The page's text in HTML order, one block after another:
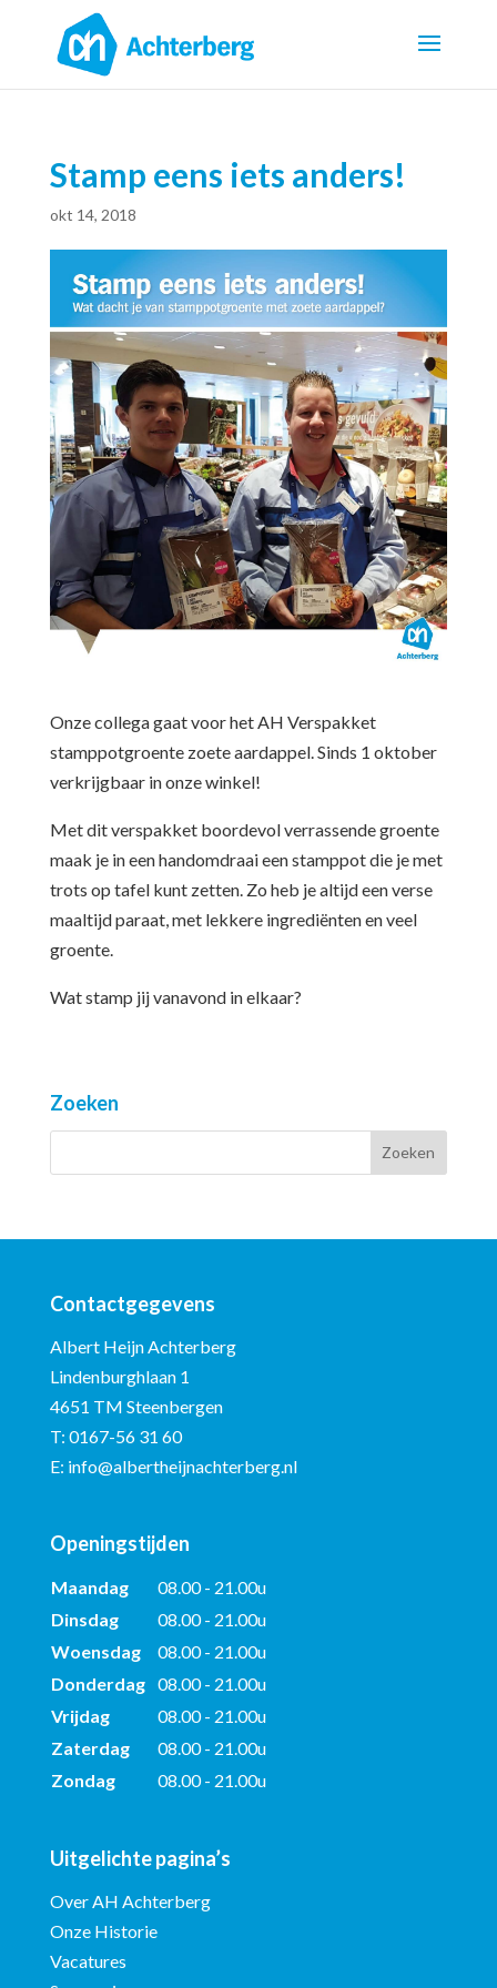
Stamp eens iets anders!
okt 14, 2018
Onze collega gaat voor het AH Verspakket
stamppotgroente zoete aardappel. Sinds 1 oktober
verkrijgbaar in onze winkel!
Met dit verspakket boordevol verrassende groente
maak je in een handomdraai een stamppot die je met
trots op tafel kunt zetten. Zo heb je altijd een verse
maaltijd paraat, met lekkere ingrediënten en veel
groente.
Wat stamp jij vanavond in elkaar?
Zoeken
Contactgegevens
Albert Heijn Achterberg
Lindenburghlaan 1
4651 TM Steenbergen
T: 0167-56 31 60
E: info@albertheijnachterberg.nl
Openingstijden
Maandag
08.00 - 21.00u
Dinsdag
08.00 - 21.00u
Woensdag
08.00 - 21.00u
Donderdag 08.00 - 21.00u
Vrijdag
08.00 - 21.00u
Zaterdag
08.00 - 21.00u
Zondag
08.00 - 21.00u
Uitgelichte pagina’s
Over AH Achterberg
Onze Historie
Vacatures